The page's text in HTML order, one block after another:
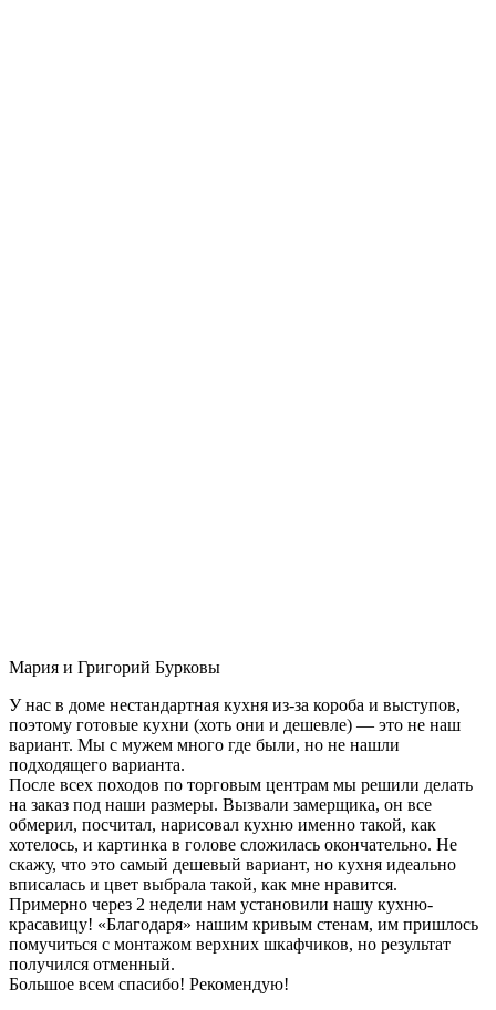
Мария и Григорий Бурковы
У нас в доме нестандартная кухня из-за короба и выступов,
поэтому готовые кухни (хоть они и дешевле) — это не наш
вариант. Мы с мужем много где были, но не нашли
подходящего варианта.
После всех походов по торговым центрам мы решили делать
на заказ под наши размеры. Вызвали замерщика, он все
обмерил, посчитал, нарисовал кухню именно такой, как
хотелось, и картинка в голове сложилась окончательно. Не
скажу, что это самый дешевый вариант, но кухня идеально
вписалась и цвет выбрала такой, как мне нравится.
Примерно через 2 недели нам установили нашу кухню-
красавицу! «Благодаря» нашим кривым стенам, им пришлось
помучиться с монтажом верхних шкафчиков, но результат
получился отменный.
Большое всем спасибо! Рекомендую!